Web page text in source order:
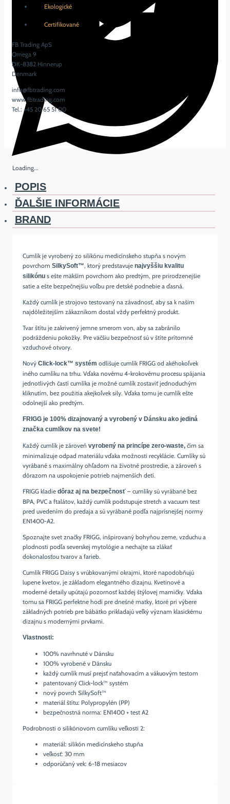
Ekologické
Certifikované
FB Trading ApS
Omega 9
DK-8382 Hinnerup
Denmark
info@fbtrading.com
www.fbtrading.com
Tel.: +45 20 65 51 00
Loading...
POPIS
ĎALŠIE INFORMÁCIE
BRAND
Cumlík je vyrobený zo silikónu medicínskeho stupňa s novým
povrchom SilkySoft™, ktorý predstavuje najvyššiu kvalitu
silikónu s ešte mäkším povrchom ako predtým, pre prirodzenejšie
satie a ešte bezpečnejšiu voľbu pre detské podnebie a ďasná.
Každý cumlík je strojovo testovaný na závadnosť, aby sa k našim
najdôležitejším zákazníkom dostal vždy perfektný produkt.
Tvar štítu je zakrivený jemne smerom von, aby sa zabránilo
podráždeniu pokožky. Pre väčšiu bezpečnosť sú v štíte prítomné
vzduchové otvory.
Nový Click-lock™ systém odlišuje cumlík FRIGG od akéhokoľvek
iného cumlíku na trhu. Vďaka novému 4-krokovému procesu spájania
jednotlivých častí cumlíka je možné cumlík zostaviť jednoduchým
kliknutím, bez použitia akejkoľvek sily. Vďaka tomu je cumlík ešte
odolnejší ako predtým.
FRIGG je 100% dizajnovaný a vyrobený v Dánsku ako jediná
značka cumlíkov na svete!
Každý cumlík je zároveň vyrobený na princípe zero-waste, čím sa
minimalizuje odpad materiálu vďaka možnosti recyklácie. Cumlíky sú
vyrábané s maximálny ohľadom na životné prostredie, a zároveň s
dôrazom na uspokojenie potrieb najmenších detí.
FRIGG kladie dôraz aj na bezpečnosť – cumlíky sú vyrábané bez
BPA, PVC a ftalátov, každý cumlík podstupuje stretch a vacuum test
pred uvedením do predaja a sú vyrábané podľa najprísnejšej normy
EN1400-A2.
Spoznajte svet značky FRIGG, inšpirovaný bohyňou zeme, vzduchu a
plodnosti podľa severskej mytológie a nechajte sa zlákať
dokonalosťou tvarov a farieb.
Cumlík FRIGG Daisy s vrúbkovanými okrajmi, ktoré napodobňujú
lupene kvetov, je základom elegantného dizajnu. Kvetinové a
moderné detaily upútajú pozornosť každej štýlovej mamičky. Vďaka
tomu sa FRIGG perfektne hodí pre dnešné matky, ktoré pri výbere
základných potrieb pre bábätko prikladajú veľký význam klasickému
dizajnu s modernými prvkami.
Vlastnosti:
100% navrhnuté v Dánsku
100% vyrobené v Dánsku
každý cumlík musí prejsť naťahovacím a vákuovým testom
patentovaný Click-lock™ systém
nový povrch SilkySoft™
materiál štítu: Polypropylén (PP)
bezpečnostná norma: EN1400 + test A2
Podrobnosti o silikónovom cumlíku veľkosti 2:
materiál: silikón medicínskeho stupňa
veľkosť: 30 mm
odporúčaný vek: 6-18 mesiacov